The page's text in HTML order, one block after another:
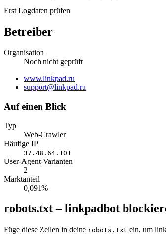
Erst Logdaten prüfen
Betreiber
Organisation
Noch nicht geprüft
Website
www.linkpad.ru
E-
support@linkpad.ru
Auf einen Blick
Typ
Web-Crawler
Häufige IP
37.48.64.101
User-Agent-Varianten
2
Marktanteil
0,091%
robots.txt – linkpadbot
Füge diese Zeilen in deine robots.txt ein, um